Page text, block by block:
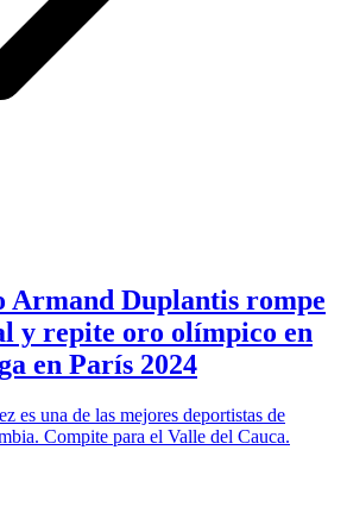
Armand Duplantis rompe
y repite oro olímpico en
en París 2024